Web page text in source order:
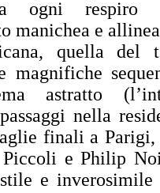
ogni respiro
manichea e
quella del
magnifiche
astratto
nella
finali a Parigi,
e Philip
e